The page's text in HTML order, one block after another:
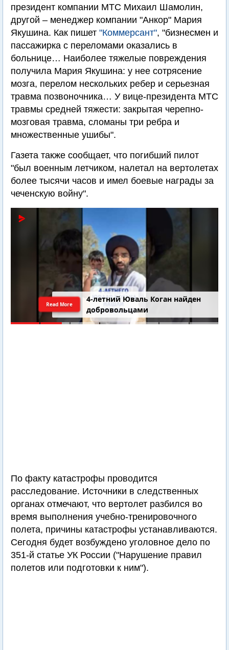
президент компании МТС Михаил Шамолин,
другой – менеджер компании "Анкор" Мария
Якушина. Как пишет "Коммерсант", "бизнесмен и
пассажирка с переломами оказались в
больнице… Наиболее тяжелые повреждения
получила Мария Якушина: у нее сотрясение
мозга, перелом нескольких ребер и серьезная
травма позвоночника… У вице-президента МТС
травмы средней тяжести: закрытая черепно-
мозговая травма, сломаны три ребра и
множественные ушибы".
Газета также сообщает, что погибший пилот
"был военным летчиком, налетал на вертолетах
более тысячи часов и имел боевые награды за
чеченскую войну".
4-летний Юваль Коган найден
добровольцами
Read More
По факту катастрофы проводится
расследование. Источники в следственных
органах отмечают, что вертолет разбился во
время выполнения учебно-тренировочного
полета, причины катастрофы устанавливаются.
Сегодня будет возбуждено уголовное дело по
351-й статье УК России ("Нарушение правил
полетов или подготовки к ним").